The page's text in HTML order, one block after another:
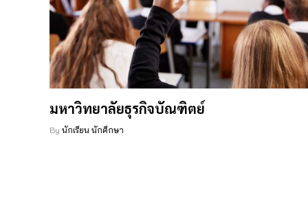
มหาวิทยาลัยธุรกิจบัณฑิตย์
By นักเรียน นักศึกษา